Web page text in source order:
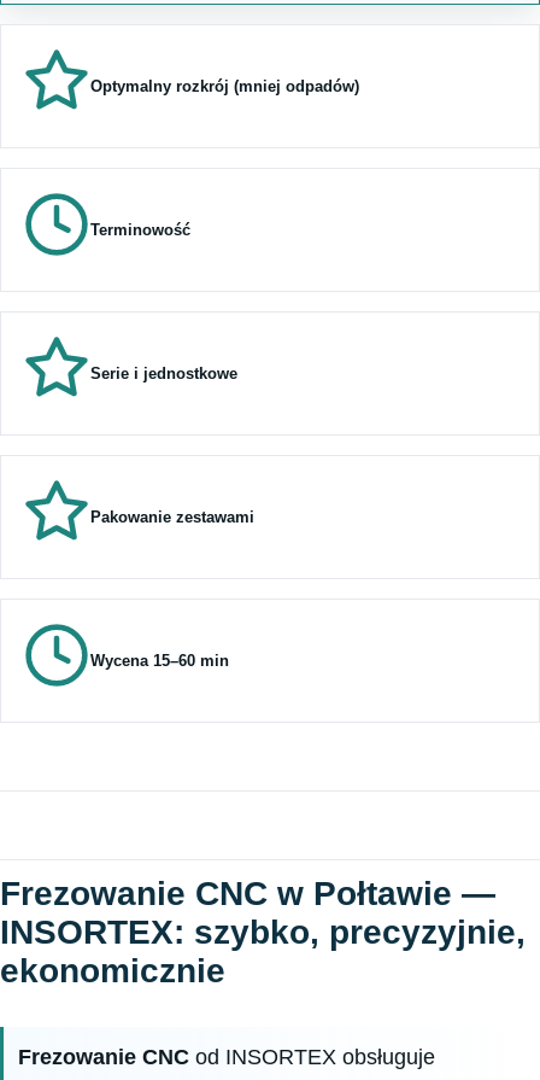
Optymalny rozkrój (mniej odpadów)
Terminowość
Serie i jednostkowe
Pakowanie zestawami
Wycena 15–60 min
Frezowanie CNC w Połtawie —
INSORTEX: szybko, precyzyjnie,
ekonomicznie
Frezowanie CNC od INSORTEX obsługuje